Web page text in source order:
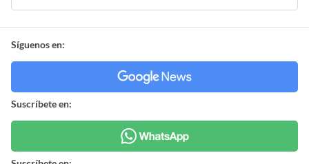
Síguenos en:
Suscríbete en: